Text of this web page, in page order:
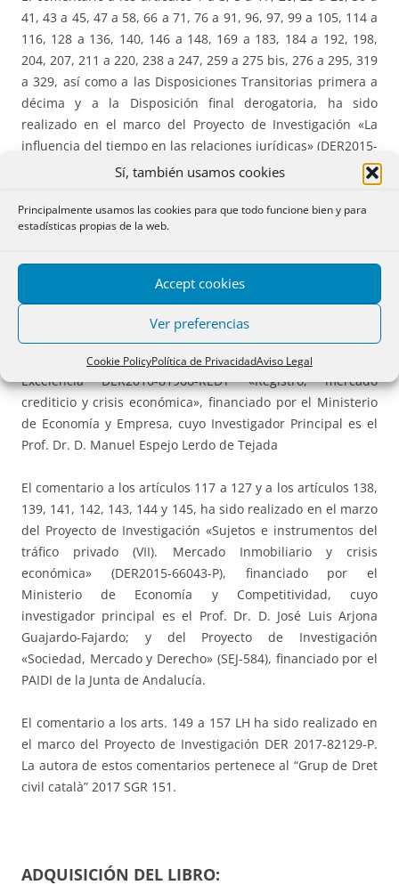
Sí, también usamos cookies
Principalmente usamos las cookies para que todo funcione bien y para
estadísticas propias de la web.
Accept cookies
Ver preferencias
Cookie PolicyPolítica de PrivacidadAviso Legal
41, 43 a 45, 47 a 58, 66 a 71, 76 a 91, 96, 97, 99 a 105, 114 a
116, 128 a 136, 140, 146 a 148, 169 a 183, 184 a 192, 198,
204, 207, 211 a 220, 238 a 247, 259 a 275 bis, 276 a 295, 319
a 329, así como a las Disposiciones Transitorias primera a
décima y a la Disposición final derogatoria, ha sido
realizado en el marco del Proyecto de Investigación «La
influencia del tiempo en las relaciones jurídicas» (DER2015-
69718-R), financiado por el Ministerio de Economía y
Competitividad, cuyos investigadores principales son los
Profesores. Dres. D. Andrés Domínguez Luelmo y D. Jacobo
Mateo Sanz.
El comentario a los artículos 5 a 17, 20, 23 a 28, 30 a 41, 43
a 45, 47 a 58, 66 a 71, 76 a 91, 96, 97, 99 a 105, 114 a 116,
128 a 136, 140, 146 a 148, 169 a 183, 184 a 192, 198, 204,
207, 211 a 220, 238 a 247, 259 a 275 bis, 276 a 295, y 319 a
328, ha sido realizado en el marco del Proyecto Redes de
Excelencia DER2016-81966-REDT «Registro, mercado
crediticio y crisis económica», financiado por el Ministerio
de Economía y Empresa, cuyo Investigador Principal es el
Prof. Dr. D. Manuel Espejo Lerdo de Tejada
El comentario a los artículos 117 a 127 y a los artículos 138,
139, 141, 142, 143, 144 y 145, ha sido realizado en el marzo
del Proyecto de Investigación «Sujetos e instrumentos del
tráfico privado (VII). Mercado Inmobiliario y crisis
económica» (DER2015-66043-P), financiado por el
Ministerio de Economía y Competitividad, cuyo
investigador principal es el Prof. Dr. D. José Luis Arjona
Guajardo-Fajardo; y del Proyecto de Investigación
«Sociedad, Mercado y Derecho» (SEJ-584), financiado por el
PAIDI de la Junta de Andalucía.
El comentario a los arts. 149 a 157 LH ha sido realizado en
el marco del Proyecto de Investigación DER 2017-82129-P.
La autora de estos comentarios pertenece al “Grup de Dret
civil català” 2017 SGR 151.
ADQUISICIÓN DEL LIBRO: